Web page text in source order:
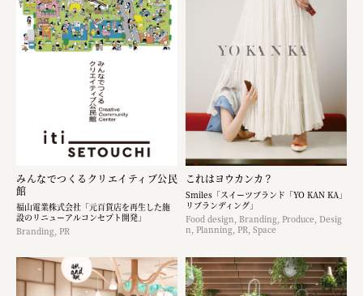
みんなでつくるクリエイティブ公民
館
福山電業株式会社「元百貨店を再生した施
設のリニューアルコンセプト開発」
Branding, PR
これはヨウカンカ？
Smiles「スイーツブランド「YO KAN KA」
リブランディング」
Food design, Branding, Produce, Desig
n, Planning, PR, Space